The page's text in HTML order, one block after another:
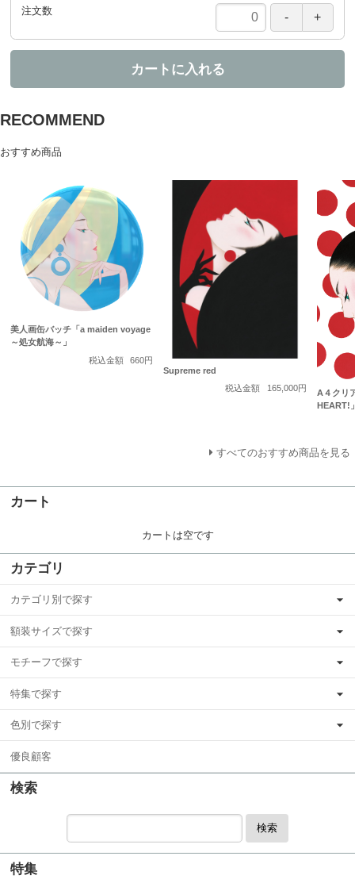
注文数
カートに入れる
RECOMMEND
おすすめ商品
美人画缶バッチ「a maiden voyage
～処女航海～」
税込金額
660円
Supreme red
税込金額
165,000円
A４クリ
HEART!
すべてのおすすめ商品を見る
カート
カートは空です
カテゴリ
カテゴリ別で探す
額装サイズで探す
モチーフで探す
特集で探す
色別で探す
優良顧客
検索
検索
特集